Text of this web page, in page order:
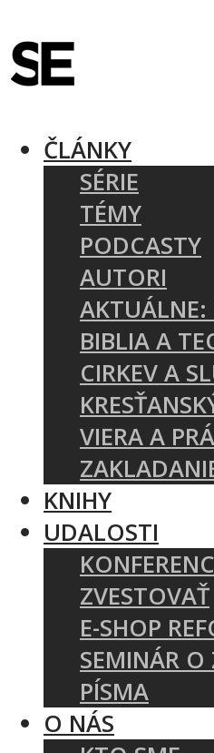
ČLÁNKY
SÉRIE
TÉMY
PODCASTY
AUTORI
BIBLIA A
CIRKEV A
VIERA A
KNIHY
UDALOSTI
ZVESTOVAŤ
E-SHOP
SEMINÁR O
PÍSMA
O NÁS